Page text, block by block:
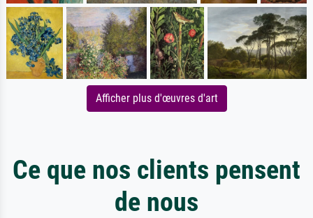
Afficher plus d'œuvres d'art
Ce que nos clients pensent
de nous